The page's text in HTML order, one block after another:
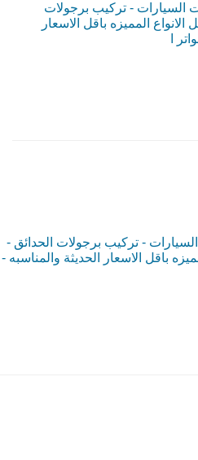
السيارات - تركيب برجولات
- افضل الانواع المميزه باقل الاسعار
ا
- تركيب برجولات الحدائق -
المميزه باقل الاسعار الحديثة والمناسبه -